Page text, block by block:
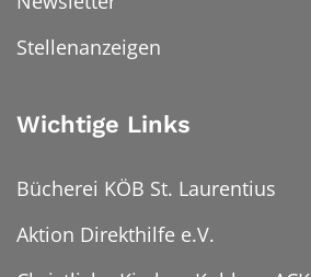
Stellenanzeigen
Wichtige Links
Bücherei KÖB St. Laurentius
Aktion Direkthilfe e.V.